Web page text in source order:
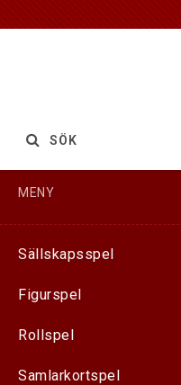
SÖK
MENY
Sällskapsspel
Figurspel
Rollspel
Samlarkortspel